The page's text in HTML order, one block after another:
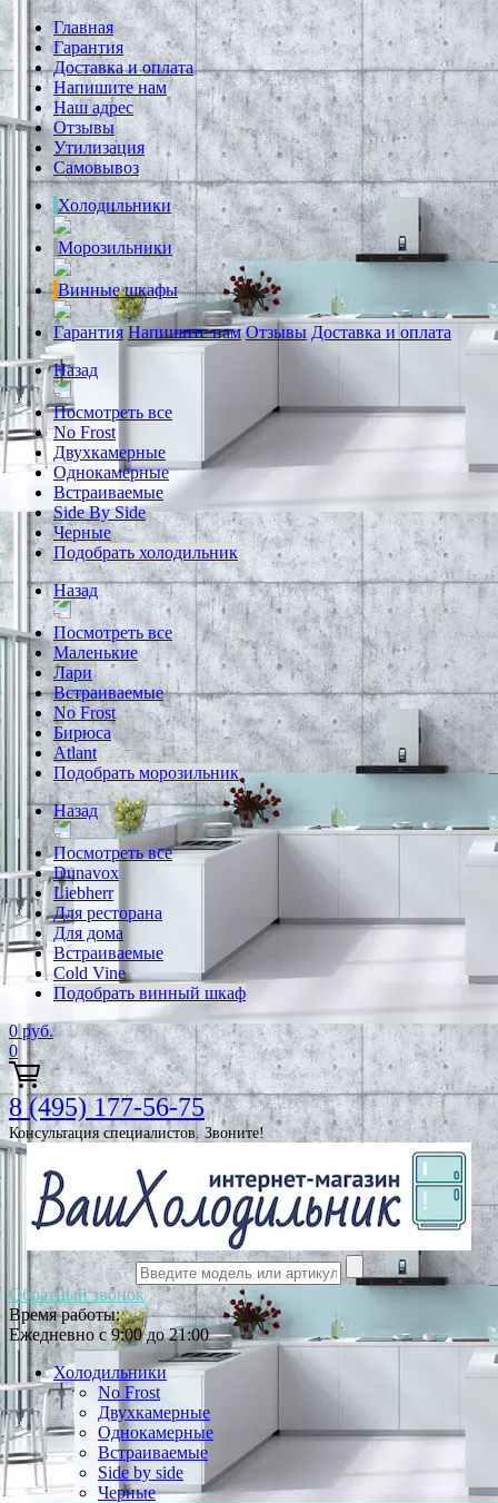
Главная
Гарантия
Доставка и оплата
Напишите нам
Наш адрес
Отзывы
Утилизация
Самовывоз
Холодильники
Морозильники
Винные шкафы
Гарантия Напишите нам Отзывы Доставка и оплата
Назад
Посмотреть все
No Frost
Двухкамерные
Однокамерные
Встраиваемые
Side By Side
Черные
Подобрать холодильник
Назад
Посмотреть все
Маленькие
Лари
Встраиваемые
No Frost
Бирюса
Atlant
Подобрать морозильник
Назад
Посмотреть все
Dunavox
Liebherr
Для ресторана
Для дома
Встраиваемые
Cold Vine
Подобрать винный шкаф
0 руб.
0
8 (495) 177-56-75
Консультация специалистов. Звоните!
Обратный звонок
Время работы:
Ежедневно с 9:00 до 21:00
Холодильники
No Frost
Двухкамерные
Однокамерные
Встраиваемые
Side by side
Черные